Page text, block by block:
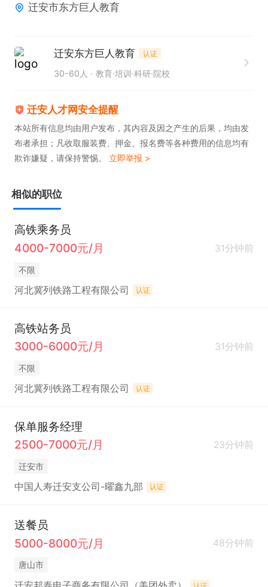
迁安市东方巨人教育
迁安东方巨人教育 认证
30-60人 教育·培训·科研·院校
迁安人才网安全提醒
本站所有信息均由用户发布，其内容及因之产生的后果，均由发
布者承担；凡收取服装费、押金、报名费等各种费用的信息均有
欺诈嫌疑，请保持警惕。 立即举报 >
相似的职位
高铁乘务员
4000-7000元/月
31分钟前
不限
河北冀列铁路工程有限公司 认证
高铁站务员
3000-6000元/月
31分钟前
不限
河北冀列铁路工程有限公司 认证
保单服务经理
2500-7000元/月
23分钟前
迁安市
中国人寿迁安支公司-曜鑫九部 认证
送餐员
5000-8000元/月
48分钟前
唐山市